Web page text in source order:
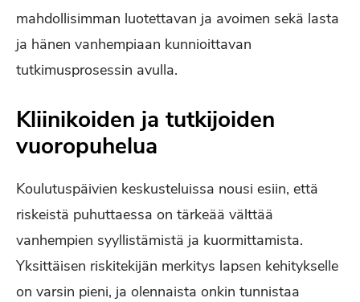
mahdollisimman luotettavan ja avoimen sekä lasta
ja hänen vanhempiaan kunnioittavan
tutkimusprosessin avulla.
Kliinikoiden ja tutkijoiden
vuoropuhelua
Koulutuspäivien keskusteluissa nousi esiin, että
riskeistä puhuttaessa on tärkeää välttää
vanhempien syyllistämistä ja kuormittamista.
Yksittäisen riskitekijän merkitys lapsen kehitykselle
on varsin pieni, ja olennaista onkin tunnistaa